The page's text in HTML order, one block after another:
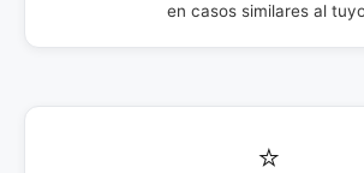
en casos similares al
⭐